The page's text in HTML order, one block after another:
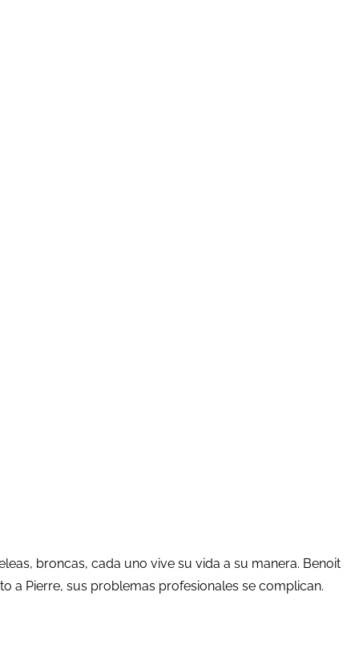
broncas, cada uno vive su vida a su manera. Benoit
a Pierre, sus problemas profesionales se complican.